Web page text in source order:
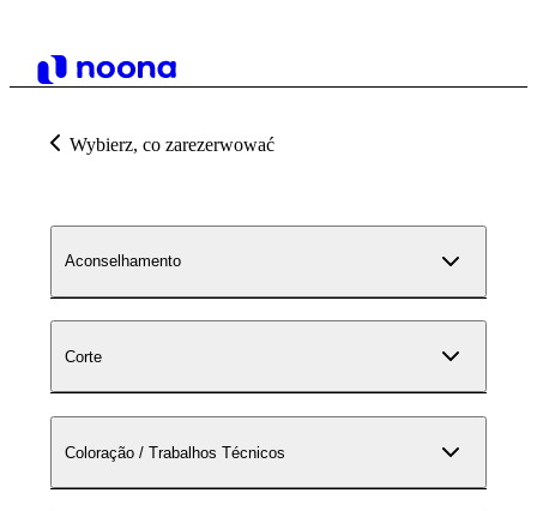
Wybierz, co zarezerwować
Aconselhamento
Corte
Coloração / Trabalhos Técnicos